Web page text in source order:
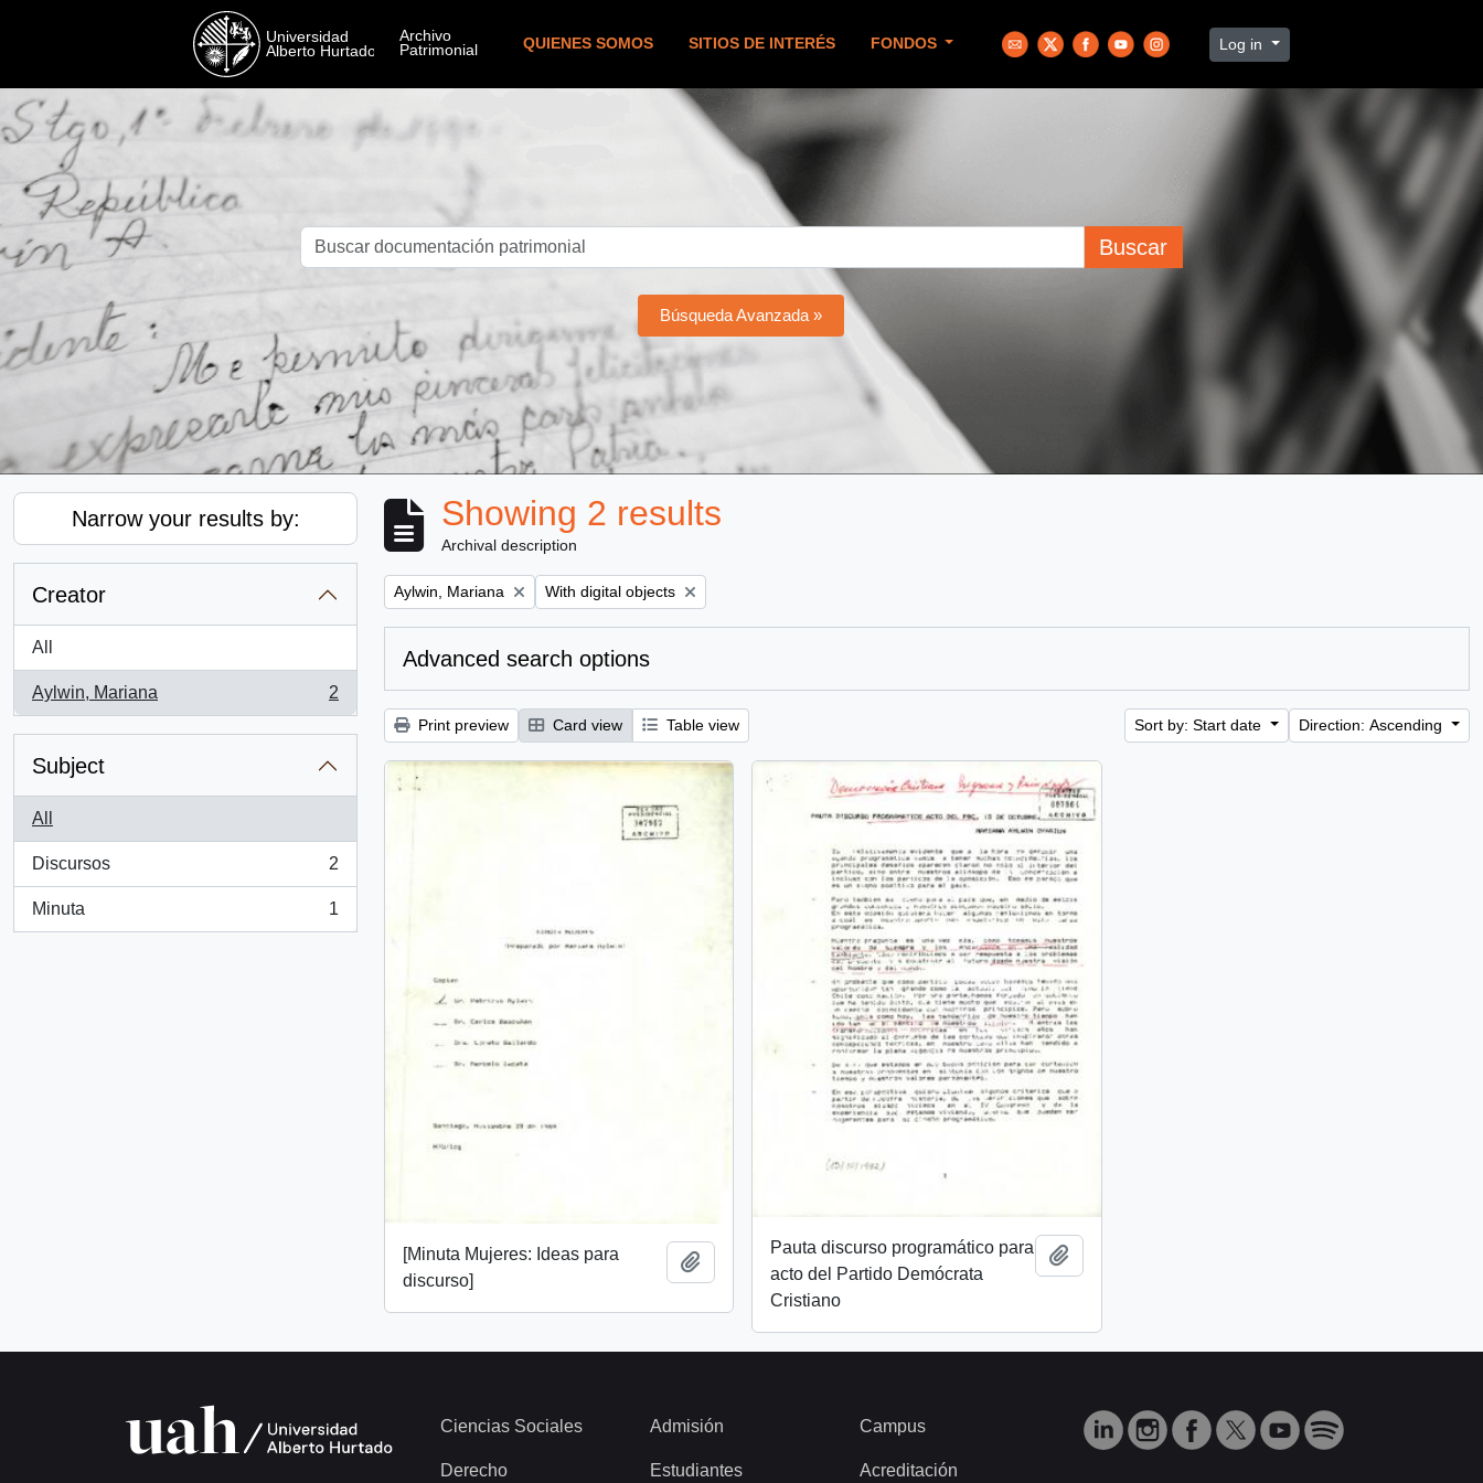
QUIENES SOMOS SITIOS DE INTERÉS FONDOS Log in
Buscar
Búsqueda Avanzada »
Narrow your results by:
Creator
All
Aylwin, Mariana
, 2 results
2
Subject
All
Discursos
, 2 results
2
Minuta
, 1 results
1
Showing 2 results
Archival description
Remove filter:
Aylwin, Mariana Remove filter:
With digital objects
Advanced search options
Print preview Card view Table view Sort by: Start date Direction: Ascending
[Minuta Mujeres: Ideas para
discurso]
Pauta discurso programático para
acto del Partido Demócrata
Cristiano
Add to clipboard
Ciencias Sociales
Derecho
Admisión
Estudiantes
Campus
Acreditación